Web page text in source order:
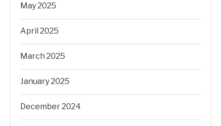
May 2025
April 2025
March 2025
January 2025
December 2024